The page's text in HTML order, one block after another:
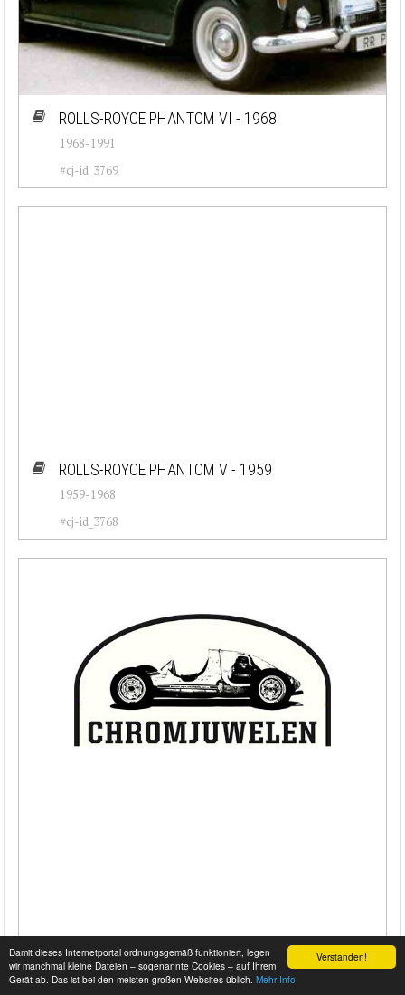
Verstanden!
Damit dieses Internetportal ordnungsgemäß funktioniert, legen
wir manchmal kleine Dateien – sogenannte Cookies – auf Ihrem
Gerät ab. Das ist bei den meisten großen Websites üblich. Mehr Info
ROLLS-ROYCE PHANTOM VI - 1968
1968-1991
#cj-id_3769
ROLLS-ROYCE PHANTOM V - 1959
1959-1968
#cj-id_3768